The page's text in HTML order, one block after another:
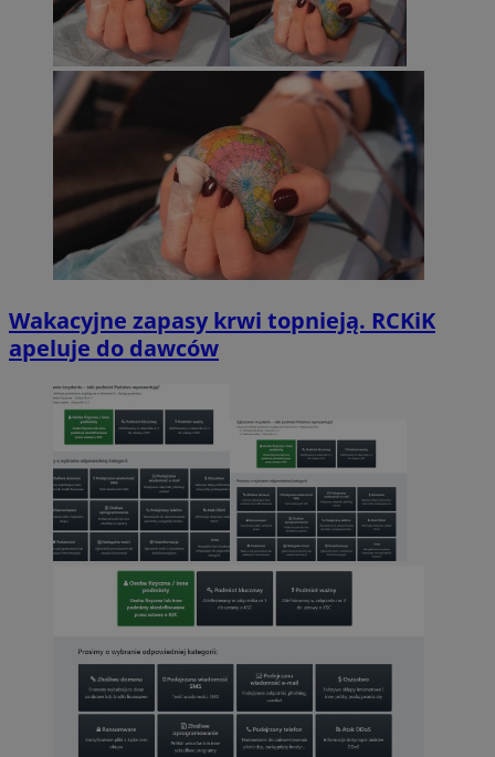
Wakacyjne zapasy krwi topnieją. RCKiK
apeluje do dawców